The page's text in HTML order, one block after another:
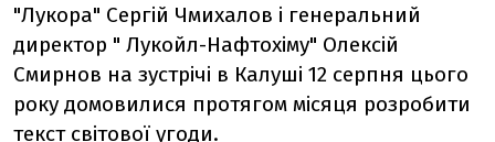
"Лукора" Сергій Чмихалов і генеральний
директор " Лукойл-Нафтохіму" Олексій
Смирнов на зустрічі в Калуші 12 серпня цього
року домовилися протягом місяця розробити
текст світової угоди.